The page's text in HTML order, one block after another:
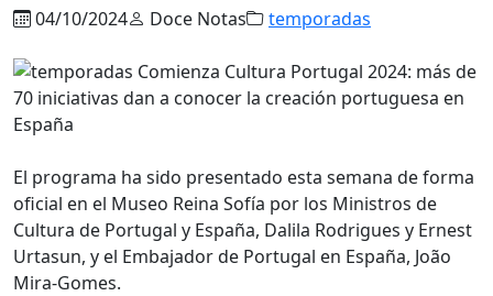
04/10/2024 Doce Notas temporadas
El programa ha sido presentado esta semana de forma
oficial en el Museo Reina Sofía por los Ministros de
Cultura de Portugal y España, Dalila Rodrigues y Ernest
Urtasun, y el Embajador de Portugal en España, João
Mira-Gomes.